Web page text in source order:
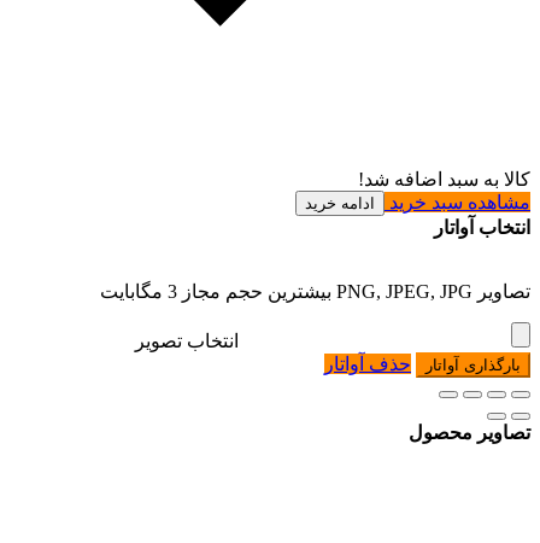
کالا به سبد اضافه شد!
مشاهده سبد خرید
ادامه خرید
انتخاب آواتار
تصاویر PNG, JPEG, JPG بیشترین حجم مجاز 3 مگابایت
انتخاب تصویر
بارگذاری آواتار حذف آواتار
تصاویر محصول